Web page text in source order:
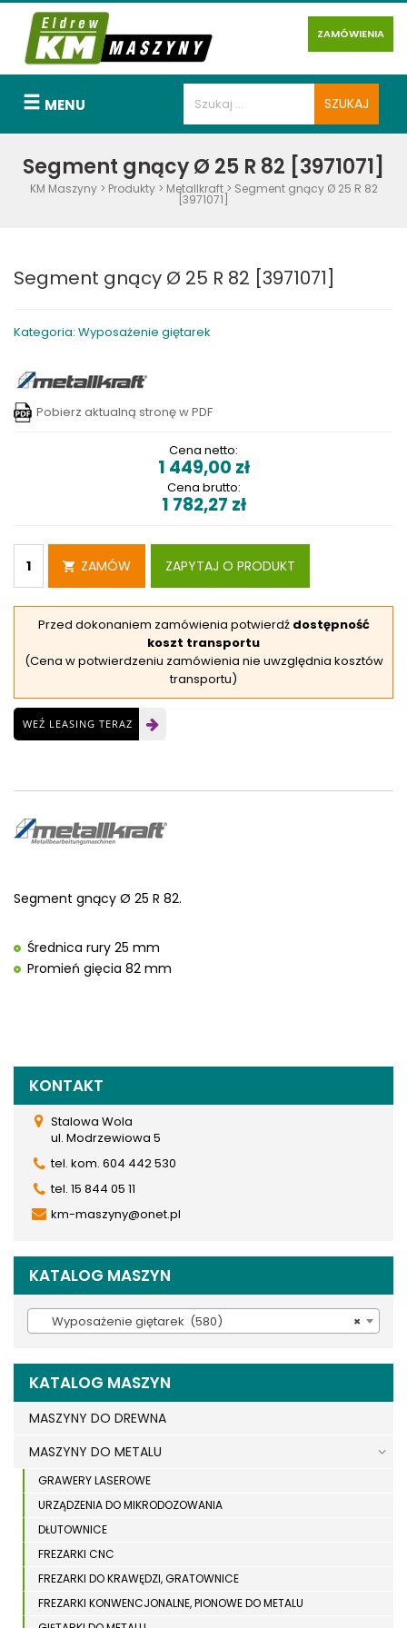
ZAMÓWIENIA
MENU
Segment gnący Ø 25 R 82 [3971071]
KM Maszyny> Produkty> Metallkraft> Segment gnący Ø 25 R 82
[3971071]
Segment gnący Ø 25 R 82 [3971071]
Kategoria: Wyposażenie giętarek
Pobierz aktualną stronę w PDF
Cena netto:
1 449,00 zł
Cena brutto:
1 782,27 zł
ZAMÓW ZAPYTAJ O PRODUKT
Przed dokonaniem zamówienia potwierdź dostępność
koszt transportu
(Cena w potwierdzeniu zamówienia nie uwzględnia kosztów
transportu)
WEŹ LEASING TERAZ
Segment gnący Ø 25 R 82.
Średnica rury 25 mm
Promień gięcia 82 mm
KONTAKT
Stalowa Wola
ul. Modrzewiowa 5
tel. kom. 604 442 530
tel. 15 844 05 11
km-maszyny@onet.pl
KATALOG MASZYN
×
Wyposażenie giętarek (580)
KATALOG MASZYN
MASZYNY DO DREWNA
MASZYNY DO METALU
GRAWERY LASEROWE
URZĄDZENIA DO MIKRODOZOWANIA
DŁUTOWNICE
FREZARKI CNC
FREZARKI DO KRAWĘDZI, GRATOWNICE
FREZARKI KONWENCJONALNE, PIONOWE DO METALU